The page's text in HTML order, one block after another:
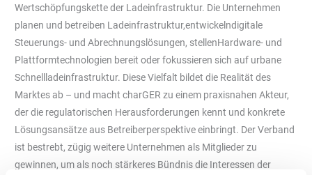
Wertschöpfungskette der Ladeinfrastruktur. Die Unternehmen
planen und betreiben Ladeinfrastruktur,entwickelndigitale
Steuerungs- und Abrechnungslösungen, stellenHardware- und
Plattformtechnologien bereit oder fokussieren sich auf urbane
Schnellladeinfrastruktur. Diese Vielfalt bildet die Realität des
Marktes ab – und macht charGER zu einem praxisnahen Akteur,
der die regulatorischen Herausforderungen kennt und konkrete
Lösungsansätze aus Betreiberperspektive einbringt. Der Verband
ist bestrebt, zügig weitere Unternehmen als Mitglieder zu
gewinnen, um als noch stärkeres Bündnis die Interessen der